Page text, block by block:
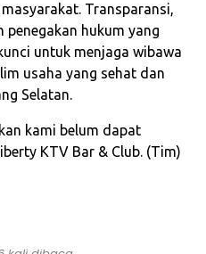
Transparansi,
penegakan hukum yang
untuk menjaga wibawa
usaha yang sehat dan
Selatan.
kami belum dapat
KTV Bar & Club. (Tim)